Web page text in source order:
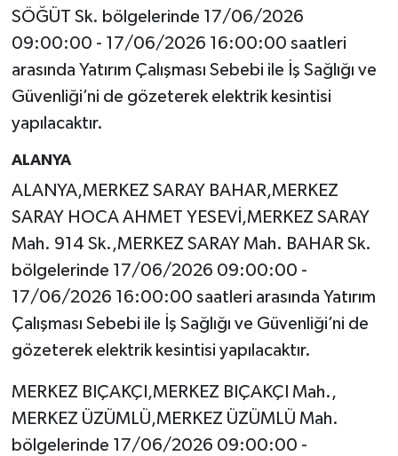
SÖĞÜT Sk. bölgelerinde 17/06/2026
09:00:00 - 17/06/2026 16:00:00 saatleri
arasında Yatırım Çalışması Sebebi ile İş Sağlığı ve
Güvenliği’ni de gözeterek elektrik kesintisi
yapılacaktır.
ALANYA
ALANYA,MERKEZ SARAY BAHAR,MERKEZ
SARAY HOCA AHMET YESEVİ,MERKEZ SARAY
Mah. 914 Sk.,MERKEZ SARAY Mah. BAHAR Sk.
bölgelerinde 17/06/2026 09:00:00 -
17/06/2026 16:00:00 saatleri arasında Yatırım
Çalışması Sebebi ile İş Sağlığı ve Güvenliği’ni de
gözeterek elektrik kesintisi yapılacaktır.
MERKEZ BIÇAKÇI,MERKEZ BIÇAKÇI Mah.,
MERKEZ ÜZÜMLÜ,MERKEZ ÜZÜMLÜ Mah.
bölgelerinde 17/06/2026 09:00:00 -